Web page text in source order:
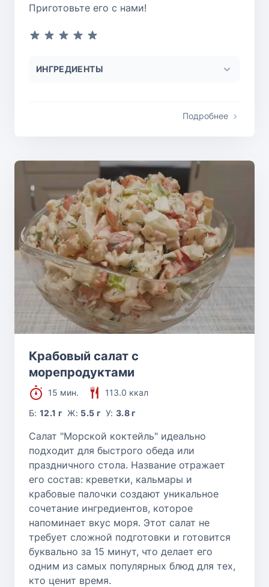
Приготовьте его с нами!
ИНГРЕДИЕНТЫ
Подробнее
Крабовый салат с
морепродуктами
15 мин.
113.0 ккал
Б:12.1 г Ж: 5.5 г У:3.8 г
Салат "Морской коктейль" идеально
подходит для быстрого обеда или
праздничного стола. Название отражает
его состав: креветки, кальмары и
крабовые палочки создают уникальное
сочетание ингредиентов, которое
напоминает вкус моря. Этот салат не
требует сложной подготовки и готовится
буквально за 15 минут, что делает его
одним из самых популярных блюд для тех,
кто ценит время.